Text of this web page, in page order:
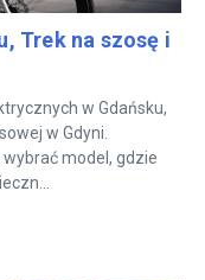
Trek na szosę i
w Gdańsku,
w Gdyni.
wybrać model, gdzie